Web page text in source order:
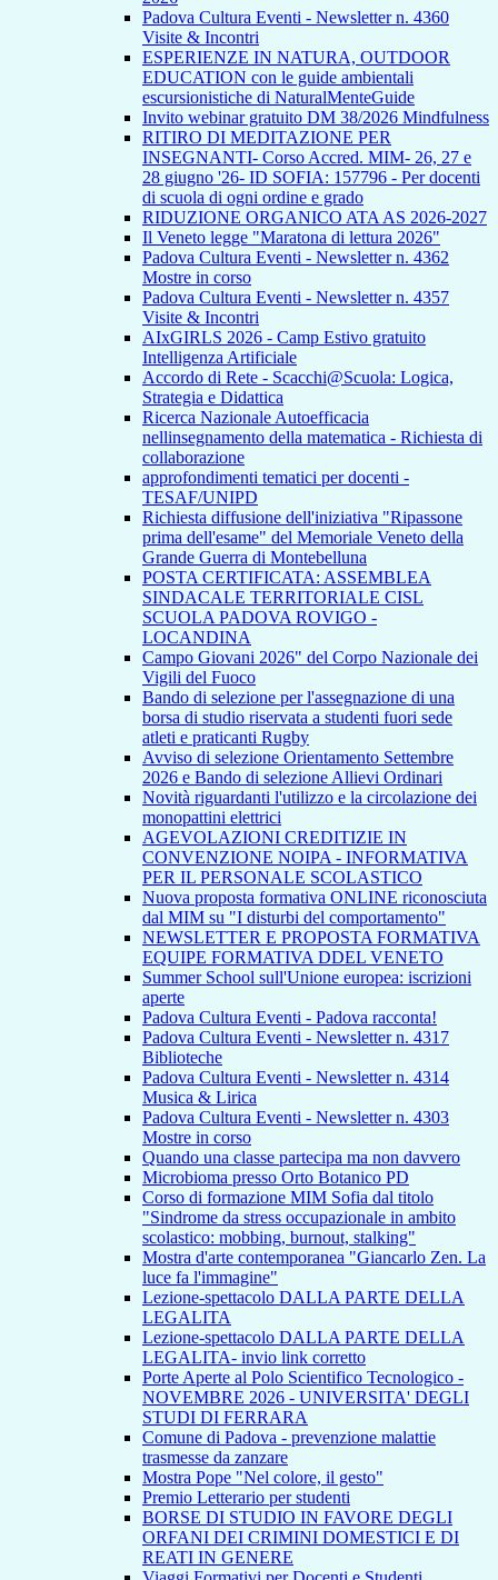
Padova Cultura Eventi - Newsletter n. 4360
Visite & Incontri
ESPERIENZE IN NATURA, OUTDOOR
EDUCATION con le guide ambientali
escursionistiche di NaturalMenteGuide
Invito webinar gratuito DM 38/2026 Mindfulness
RITIRO DI MEDITAZIONE PER
INSEGNANTI- Corso Accred. MIM- 26, 27 e
28 giugno '26- ID SOFIA: 157796 - Per docenti
di scuola di ogni ordine e grado
RIDUZIONE ORGANICO ATA AS 2026-2027
Il Veneto legge "Maratona di lettura 2026"
Padova Cultura Eventi - Newsletter n. 4362
Mostre in corso
Padova Cultura Eventi - Newsletter n. 4357
Visite & Incontri
AIxGIRLS 2026 - Camp Estivo gratuito
Intelligenza Artificiale
Accordo di Rete - Scacchi@Scuola: Logica,
Strategia e Didattica
Ricerca Nazionale Autoefficacia
nellinsegnamento della matematica - Richiesta di
collaborazione
approfondimenti tematici per docenti -
TESAF/UNIPD
Richiesta diffusione dell'iniziativa "Ripassone
prima dell'esame" del Memoriale Veneto della
Grande Guerra di Montebelluna
POSTA CERTIFICATA: ASSEMBLEA
SINDACALE TERRITORIALE CISL
SCUOLA PADOVA ROVIGO -
LOCANDINA
Campo Giovani 2026" del Corpo Nazionale dei
Vigili del Fuoco
Bando di selezione per l'assegnazione di una
borsa di studio riservata a studenti fuori sede
atleti e praticanti Rugby
Avviso di selezione Orientamento Settembre
2026 e Bando di selezione Allievi Ordinari
Novità riguardanti l'utilizzo e la circolazione dei
monopattini elettrici
AGEVOLAZIONI CREDITIZIE IN
CONVENZIONE NOIPA - INFORMATIVA
PER IL PERSONALE SCOLASTICO
Nuova proposta formativa ONLINE riconosciuta
dal MIM su "I disturbi del comportamento"
NEWSLETTER E PROPOSTA FORMATIVA
EQUIPE FORMATIVA DDEL VENETO
Summer School sull'Unione europea: iscrizioni
aperte
Padova Cultura Eventi - Padova racconta!
Padova Cultura Eventi - Newsletter n. 4317
Biblioteche
Padova Cultura Eventi - Newsletter n. 4314
Musica & Lirica
Padova Cultura Eventi - Newsletter n. 4303
Mostre in corso
Quando una classe partecipa ma non davvero
Microbioma presso Orto Botanico PD
Corso di formazione MIM Sofia dal titolo
"Sindrome da stress occupazionale in ambito
scolastico: mobbing, burnout, stalking"
Mostra d'arte contemporanea "Giancarlo Zen. La
luce fa l'immagine"
Lezione-spettacolo DALLA PARTE DELLA
LEGALITA
Lezione-spettacolo DALLA PARTE DELLA
LEGALITA- invio link corretto
Porte Aperte al Polo Scientifico Tecnologico -
NOVEMBRE 2026 - UNIVERSITA' DEGLI
STUDI DI FERRARA
Comune di Padova - prevenzione malattie
trasmesse da zanzare
Mostra Pope "Nel colore, il gesto"
Premio Letterario per studenti
BORSE DI STUDIO IN FAVORE DEGLI
ORFANI DEI CRIMINI DOMESTICI E DI
REATI IN GENERE